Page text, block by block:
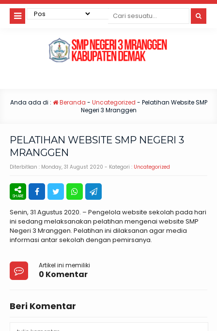
Anda ada di : Beranda - Uncategorized - Pelatihan Website SMP
Negeri 3 Mranggen
PELATIHAN WEBSITE SMP NEGERI 3
MRANGGEN
Diterbitkan : Monday, 31 August 2020 - Kategori : Uncategorized
Senin, 31 Agustus 2020. – Pengelola website sekolah pada hari
ini sedang melaksanakan pelatihan mengenai website SMP
Negeri 3 Mranggen. Pelatihan ini dilaksanan agar media
informasi antar sekolah dengan pemirsanya.
Artikel ini memiliki
0 Komentar
Beri Komentar